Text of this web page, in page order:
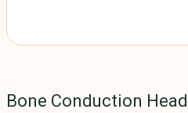
Bone Conduction